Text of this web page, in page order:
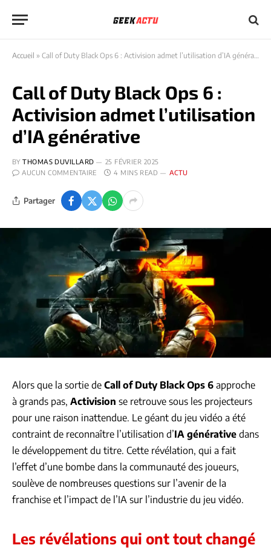
Accueil » Call of Duty Black Ops 6 : Activision admet l’utilisation d’IA générative
Call of Duty Black Ops 6 :
Activision admet l’utilisation
d’IA générative
BY THOMAS DUVILLARD
25 FÉVRIER 2025
AUCUN COMMENTAIRE
4 MINS READ ACTU
Partager
Alors que la sortie de Call of Duty Black Ops 6 approche
à grands pas, Activision se retrouve sous les projecteurs
pour une raison inattendue. Le géant du jeu vidéo a été
contraint de reconnaître l’utilisation d’IA générative dans
le développement du titre. Cette révélation, qui a fait
l’effet d’une bombe dans la communauté des joueurs,
soulève de nombreuses questions sur l’avenir de la
franchise et l’impact de l’IA sur l’industrie du jeu vidéo.
Les révélations qui ont tout changé